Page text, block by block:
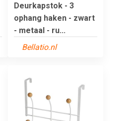
Deurkapstok - 3
ophang haken - zwart
- metaal - ru...
Bellatio.nl